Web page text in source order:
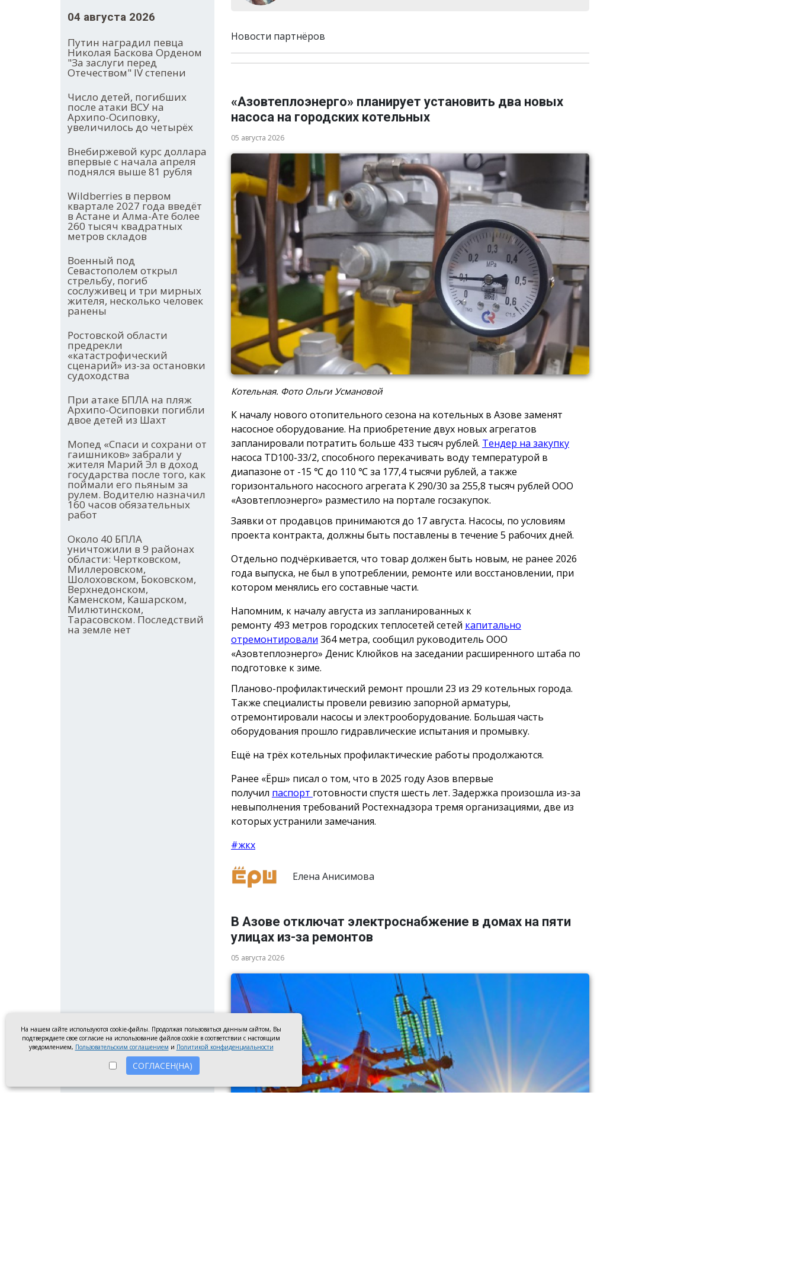
04 августа 2026
Путин наградил певца
Николая Баскова Орденом
"За заслуги перед
Отечеством" IV степени
Число детей, погибших
после атаки ВСУ на
Архипо-Осиповку,
увеличилось до четырёх
Внебиржевой курс доллара
впервые с начала апреля
поднялся выше 81 рубля
Wildberries в первом
квартале 2027 года введёт
в Астане и Алма-Ате более
260 тысяч квадратных
метров складов
Военный под
Севастополем открыл
стрельбу, погиб
сослуживец и три мирных
жителя, несколько человек
ранены
Ростовской области
предрекли
«катастрофический
сценарий» из-за остановки
судоходства
При атаке БПЛА на пляж
Архипо-Осиповки погибли
двое детей из Шахт
Мопед «Спаси и сохрани от
гаишников» забрали у
жителя Марий Эл в доход
государства после того, как
поймали его пьяным за
рулем. Водителю назначил
160 часов обязательных
работ
Около 40 БПЛА
уничтожили в 9 районах
области: Чертковском,
Миллеровском,
Шолоховском, Боковском,
Верхнедонском,
Каменском, Кашарском,
Милютинском,
Тарасовском. Последствий
на земле нет
Новости партнёров
«Азовтеплоэнерго» планирует установить два новых
насоса на городских котельных
05 августа 2026
Котельная. Фото Ольги Усмановой
К началу нового отопительного сезона на котельных в Азове заменят
насосное оборудование. На приобретение двух новых агрегатов
запланировали потратить больше 433 тысяч рублей. Тендер на закупку
насоса TD100-33/2, способного перекачивать воду температурой в
диапазоне от -15 ℃ до 110 ℃ за 177,4 тысячи рублей, а также
горизонтального насосного агрегата К 290/30 за 255,8 тысяч рублей ООО
«Азовтеплоэнерго» разместило на портале госзакупок.
Заявки от продавцов принимаются до 17 августа. Насосы, по условиям
проекта контракта, должны быть поставлены в течение 5 рабочих дней.
Отдельно подчёркивается, что товар должен быть новым, не ранее 2026
года выпуска, не был в употреблении, ремонте или восстановлении, при
котором менялись его составные части.
Напомним, к началу августа из запланированных к
ремонту 493 метров городских теплосетей сетей капитально
отремонтировали 364 метра, сообщил руководитель ООО
«Азовтеплоэнерго» Денис Клюйков на заседании расширенного штаба по
подготовке к зиме.
Планово-профилактический ремонт прошли 23 из 29 котельных города.
Также специалисты провели ревизию запорной арматуры,
отремонтировали насосы и электрооборудование. Большая часть
оборудования прошло гидравлические испытания и промывку.
Ещё на трёх котельных профилактические работы продолжаются.
Ранее «Ёрш» писал о том, что в 2025 году Азов впервые
получил паспорт готовности спустя шесть лет. Задержка произошла из-за
невыполнения требований Ростехнадзора тремя организациями, две из
которых устранили замечания.
#жкх
Елена Анисимова
В Азове отключат электроснабжение в домах на пяти
улицах из-за ремонтов
05 августа 2026
На нашем сайте используются cookie-файлы. Продолжая пользоваться данным сайтом, Вы
подтверждаете свое согласие на использование файлов cookie в соответствии с настоящим
уведомлением, Пользовательским соглашением и Политикой конфиденциальности
СОГЛАСЕН(НА)